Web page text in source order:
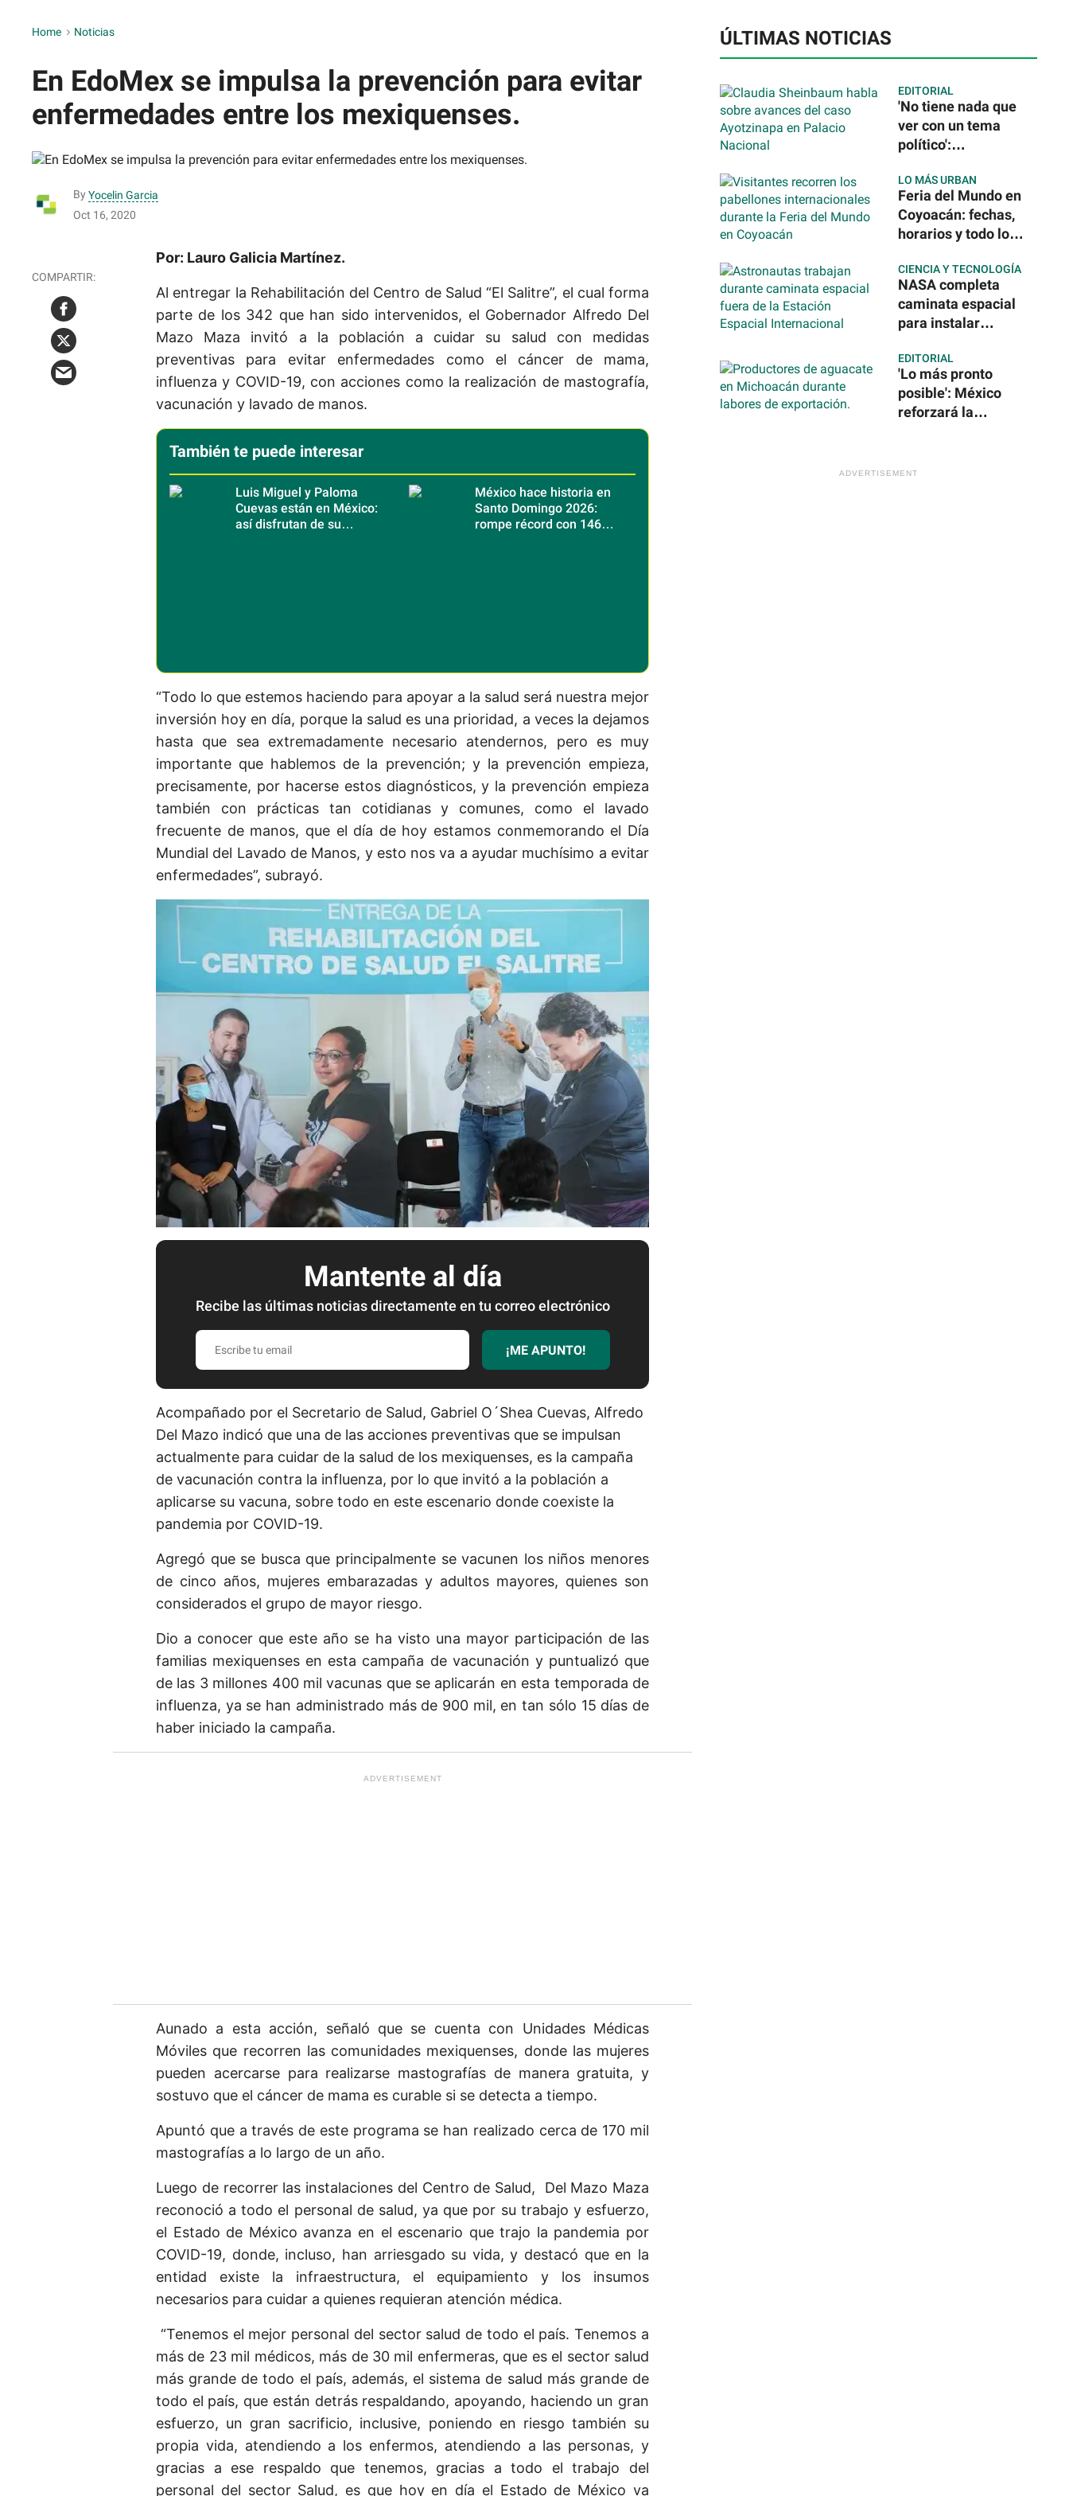
Home > Noticias
En EdoMex se impulsa la prevención para evitar
enfermedades entre los mexiquenses.
By Yocelin Garcia
Oct 16, 2020
Por: Lauro Galicia Martínez.
Al entregar la Rehabilitación del Centro de Salud “El Salitre”, el cual forma
parte de los 342 que han sido intervenidos, el Gobernador Alfredo Del
Mazo Maza invitó a la población a cuidar su salud con medidas
preventivas para evitar enfermedades como el cáncer de mama,
influenza y COVID-19, con acciones como la realización de mastografía,
vacunación y lavado de manos.
También te puede interesar
Luis Miguel y Paloma
Cuevas están en México:
así disfrutan de su
México hace historia en
Santo Domingo 2026:
rompe récord con 146
“Todo lo que estemos haciendo para apoyar a la salud será nuestra mejor
inversión hoy en día, porque la salud es una prioridad, a veces la dejamos
hasta que sea extremadamente necesario atendernos, pero es muy
importante que hablemos de la prevención; y la prevención empieza,
precisamente, por hacerse estos diagnósticos, y la prevención empieza
también con prácticas tan cotidianas y comunes, como el lavado
frecuente de manos, que el día de hoy estamos conmemorando el Día
Mundial del Lavado de Manos, y esto nos va a ayudar muchísimo a evitar
enfermedades”, subrayó.
Mantente al día
Recibe las últimas noticias directamente en tu correo electrónico
E
s
c
r
i
b
e
t
u
m
a
i
¡ME APUNTO!
Acompañado por el Secretario de Salud, Gabriel O´Shea Cuevas, Alfredo
Del Mazo indicó que una de las acciones preventivas que se impulsan
actualmente para cuidar de la salud de los mexiquenses, es la campaña
de vacunación contra la influenza, por lo que invitó a la población a
aplicarse su vacuna, sobre todo en este escenario donde coexiste la
pandemia por COVID-19.
Agregó que se busca que principalmente se vacunen los niños menores
de cinco años, mujeres embarazadas y adultos mayores, quienes son
considerados el grupo de mayor riesgo.
Dio a conocer que este año se ha visto una mayor participación de las
familias mexiquenses en esta campaña de vacunación y puntualizó que
de las 3 millones 400 mil vacunas que se aplicarán en esta temporada de
influenza, ya se han administrado más de 900 mil, en tan sólo 15 días de
haber iniciado la campaña.
Aunado a esta acción, señaló que se cuenta con Unidades Médicas
Móviles que recorren las comunidades mexiquenses, donde las mujeres
pueden acercarse para realizarse mastografías de manera gratuita, y
sostuvo que el cáncer de mama es curable si se detecta a tiempo.
Apuntó que a través de este programa se han realizado cerca de 170 mil
mastografías a lo largo de un año.
Luego de recorrer las instalaciones del Centro de Salud, Del Mazo Maza
reconoció a todo el personal de salud, ya que por su trabajo y esfuerzo,
el Estado de México avanza en el escenario que trajo la pandemia por
COVID-19, donde, incluso, han arriesgado su vida, y destacó que en la
entidad existe la infraestructura, el equipamiento y los insumos
necesarios para cuidar a quienes requieran atención médica.
“Tenemos el mejor personal del sector salud de todo el país. Tenemos a
más de 23 mil médicos, más de 30 mil enfermeras, que es el sector salud
más grande de todo el país, además, el sistema de salud más grande de
todo el país, que están detrás respaldando, apoyando, haciendo un gran
esfuerzo, un gran sacrificio, inclusive, poniendo en riesgo también su
propia vida, atendiendo a los enfermos, atendiendo a las personas, y
gracias a ese respaldo que tenemos, gracias a todo el trabajo del
personal del sector Salud, es que hoy en día el Estado de México va
ÚLTIMAS NOTICIAS
EDITORIAL
'No tiene nada que
ver con un tema
político':
detención del
exgobernador de
Guerrero por caso
Ayotzinapa
LO MÁS URBAN
Feria del Mundo en
Coyoacán: fechas,
horarios y todo lo
disfrutar de 40
países
CIENCIA Y TECNOLOGÍA
NASA completa
caminata espacial
para instalar
solares en la
Estación Espacial
Internacional
EDITORIAL
'Lo más pronto
posible': México
reforzará la
exportación de